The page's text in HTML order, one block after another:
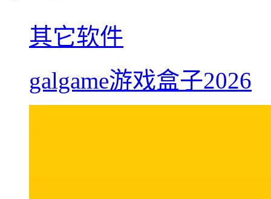
其它软件
galgame游戏盒子2026